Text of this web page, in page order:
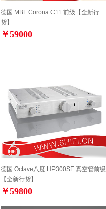
德国 MBL Corona C11 前级【全新行
货】
￥59000
德国 Octave八度 HP300SE 真空管前级
【全新行货】
￥59800